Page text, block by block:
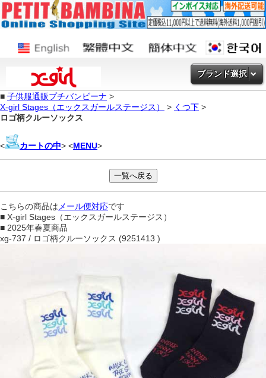
ブランド選択
■ 子供服通販プチバンビーナ >
X-girl Stages（エックスガールステージス）
> くつ下 >
ロゴ柄クルーソックス
< カートの中> <MENU>
こちらの商品は メール便対応です
■ X-girl Stages（エックスガールステージス）
■ 2025年春夏商品
xg-737 / ロゴ柄クルーソックス (9251413 )